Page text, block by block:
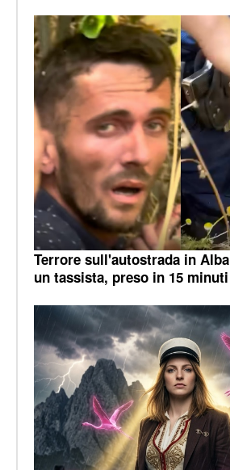
Terrore sull'autostrada in
un tassista, preso in 15 minuti